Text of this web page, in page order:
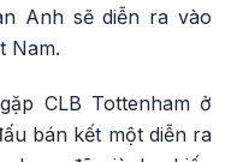
Anh sẽ diễn ra vào
Nam.
CLB Tottenham ở
bán kết một diễn ra